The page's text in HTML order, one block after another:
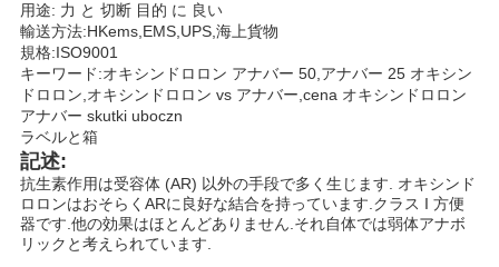
ニ
ュ
ー
ス
場
用途: 力 と 切断 目的 に 良い
輸送方法:HKems,EMS,UPS,海上貨物
規格:ISO9001
キーワード:オキシンドロロン アナバー 50,アナバー 25 オキシン
ドロロン,オキシンドロロン vs アナバー,cena オキシンドロロン
アナバー skutki uboczn
ラベルと箱
記述:
抗生素作用は受容体 (AR) 以外の手段で多く生じます. オキシンド
ロロンはおそらくARに良好な結合を持っています.クラス I 方便
器です.他の効果はほとんどありません.それ自体では弱体アナボ
リックと考えられています.